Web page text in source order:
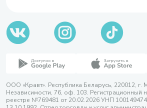
ООО «Кравт». Республика Беларусь, 220012, г.
Независимости, 76, оф. 103. Регистрационный
реестре №769481 от 20.02.2026 УНП